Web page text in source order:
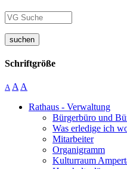
suchen
Schriftgröße
A A A
Rathaus - Verwaltung
Bürgerbüro und
Was erledige ich
Mitarbeiter
Organigramm
Kulturraum